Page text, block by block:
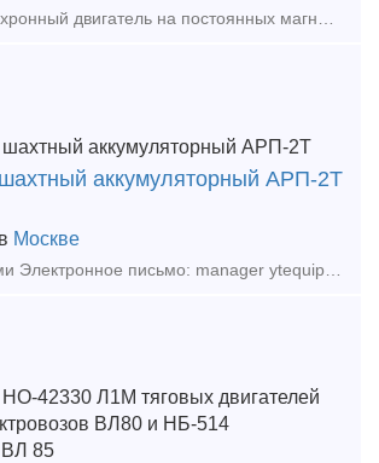
аккумуляторный АРП-2Т
в Москве